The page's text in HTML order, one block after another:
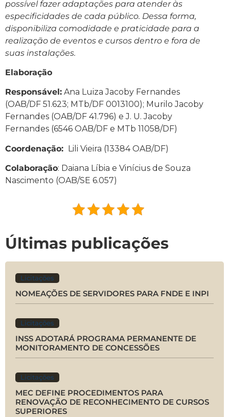
possível fazer adaptações para atender às
especificidades de cada público. Dessa forma,
disponibiliza comodidade e praticidade para a
realização de eventos e cursos dentro e fora de
suas instalações.
Elaboração
Responsável: Ana Luiza Jacoby Fernandes
(OAB/DF 51.623; MTb/DF 0013100); Murilo Jacoby
Fernandes (OAB/DF 41.796) e J. U. Jacoby
Fernandes (6546 OAB/DF e MTb 11058/DF)
Coordenação: Lili Vieira (13384 OAB/DF)
Colaboração: Daiana Líbia e Vinícius de Souza
Nascimento (OAB/SE 6.057)
Últimas publicações
Licitações
NOMEAÇÕES DE SERVIDORES PARA FNDE E INPI
Licitações
INSS ADOTARÁ PROGRAMA PERMANENTE DE
MONITORAMENTO DE CONCESSÕES
Licitações
MEC DEFINE PROCEDIMENTOS PARA
RENOVAÇÃO DE RECONHECIMENTO DE CURSOS
SUPERIORES